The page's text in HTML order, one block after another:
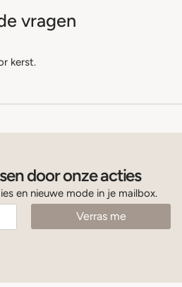
vragen
kerst.
door onze acties
en nieuwe mode in je mailbox.